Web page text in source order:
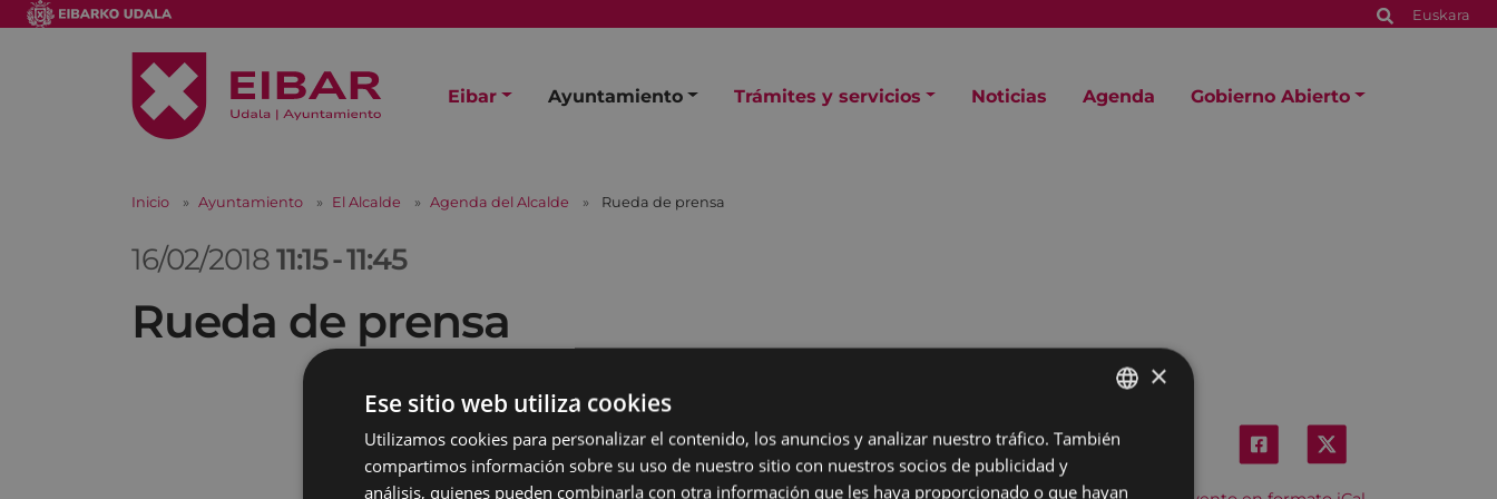
Euskara
Eibar Ayuntamiento Trámites y servicios Noticias Agenda Gobierno Abierto
Inicio Ayuntamiento El Alcalde Agenda del Alcalde Rueda de prensa
16/02/201811:15-11:45
Rueda de prensa
BASQUE
×
Ese sitio web utiliza cookies
Utilizamos cookies para personalizar el contenido, los anuncios y analizar nuestro tráfico. También
compartimos información sobre su uso de nuestro sitio con nuestros socios de publicidad y
análisis, quienes pueden combinarla con otra información que les haya proporcionado o que hayan